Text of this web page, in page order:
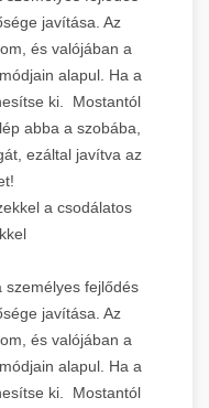
javítása. Az
és valójában a
alapul. Ha a
ki. Mostantól
abba a szobába,
ezáltal javítva az
a csodálatos
személyes fejlődés
javítása. Az
és valójában a
alapul. Ha a
ki. Mostantól